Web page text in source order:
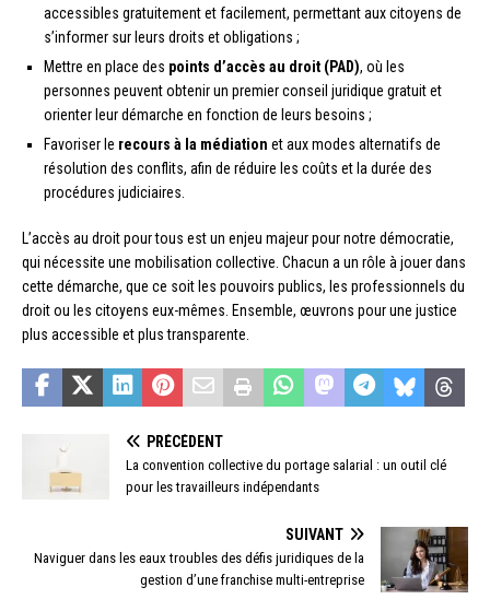
accessibles gratuitement et facilement, permettant aux citoyens de
s’informer sur leurs droits et obligations ;
Mettre en place des points d’accès au droit (PAD), où les
personnes peuvent obtenir un premier conseil juridique gratuit et
orienter leur démarche en fonction de leurs besoins ;
Favoriser le recours à la médiation et aux modes alternatifs de
résolution des conflits, afin de réduire les coûts et la durée des
procédures judiciaires.
L’accès au droit pour tous est un enjeu majeur pour notre démocratie,
qui nécessite une mobilisation collective. Chacun a un rôle à jouer dans
cette démarche, que ce soit les pouvoirs publics, les professionnels du
droit ou les citoyens eux-mêmes. Ensemble, œuvrons pour une justice
plus accessible et plus transparente.
PRÉCÉDENT
La convention collective du portage salarial : un outil clé
pour les travailleurs indépendants
SUIVANT
Naviguer dans les eaux troubles des défis juridiques de la
gestion d’une franchise multi-entreprise